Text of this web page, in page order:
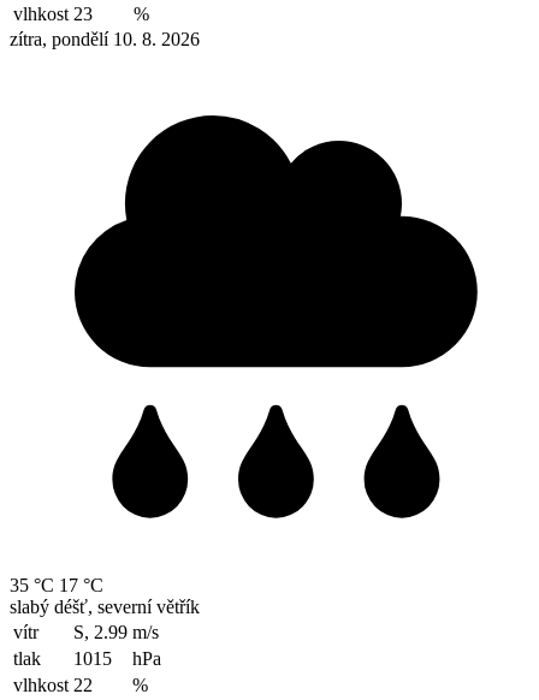
vlhkost 23
%
zítra, pondělí 10. 8. 2026
35 °C 17 °C
slabý déšť, severní větřík
vítr
S, 2.99 m/s
tlak
1015
hPa
vlhkost 22
%